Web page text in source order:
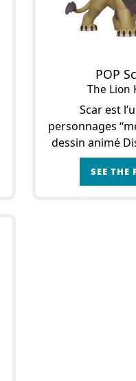
POP
The Lion
Scar est
personnages
dessin animé
Lion. Ce film
avec ses
SEE THE